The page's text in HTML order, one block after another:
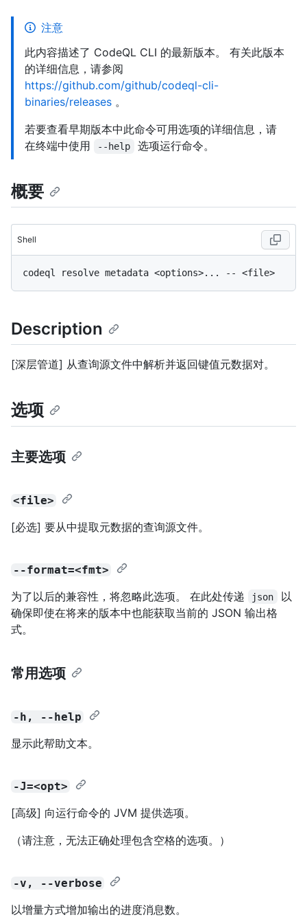
注意
此内容描述了 CodeQL CLI 的最新版本。 有关此版本
的详细信息，请参阅
https://github.com/github/codeql-cli-
binaries/releases 。
若要查看早期版本中此命令可用选项的详细信息，请
在终端中使用
--help 选项运行命令。
概要
Shell
Description
[深层管道] 从查询源文件中解析并返回键值元数据对。
选项
主要选项
<file>
[必选] 要从中提取元数据的查询源文件。
--format=<fmt>
为了以后的兼容性，将忽略此选项。 在此处传递 json
以
确保即使在将来的版本中也能获取当前的 JSON 输出格
式。
常用选项
-h, --help
显示此帮助文本。
-J=<opt>
[高级] 向运行命令的 JVM 提供选项。
（请注意，无法正确处理包含空格的选项。）
-v, --verbose
以增量方式增加输出的进度消息数。